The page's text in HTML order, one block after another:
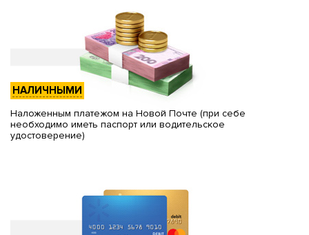
НАЛИЧНЫМИ
Наложенным платежом на Новой Почте (при себе
необходимо иметь паспорт или водительское
удостоверение)